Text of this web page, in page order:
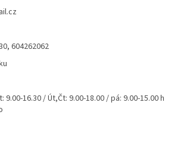
604262062
16.30 / Út,Čt: 9.00-18.00 / pá: 9.00-15.00 h